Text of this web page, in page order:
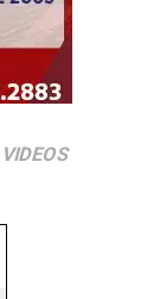
VIDEOS